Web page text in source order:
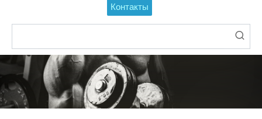
Контакты